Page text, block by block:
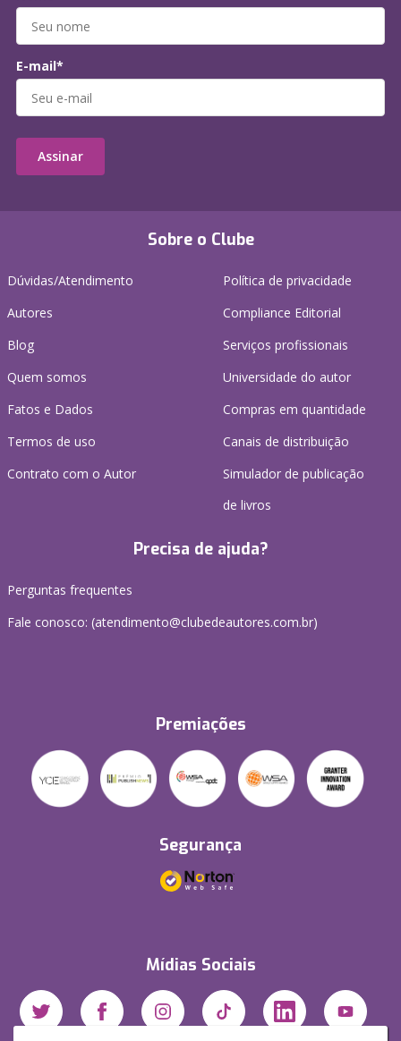
Sobre o Clube
Dúvidas/Atendimento
Autores
Blog
Quem somos
Fatos e Dados
Termos de uso
Contrato com o Autor
Política de privacidade
Compliance Editorial
Serviços profissionais
Universidade do autor
Compras em quantidade
Canais de distribuição
Simulador de publicação
de livros
Precisa de ajuda?
Perguntas frequentes
Fale conosco: (atendimento@clubedeautores.com.br)
Premiações
Segurança
Mídias Sociais
E-mail*
Assinar